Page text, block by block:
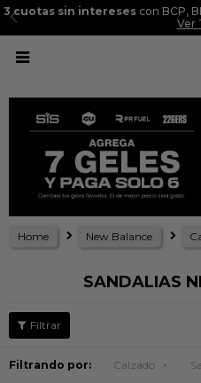
3 cuotas sin intereses con BCP,
Ver

Home New Balance
SANDALIAS
Filtrando por: Calzado